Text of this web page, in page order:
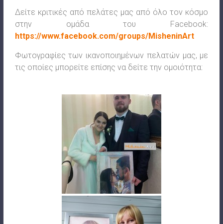
Δείτε κριτικές από πελάτες μας από όλο τον κόσμο
στην ομάδα του Facebook:
https://www.facebook.com/groups/MisheninArt
Φωτογραφίες των ικανοποιημένων πελατών μας, με
τις οποίες μπορείτε επίσης να δείτε την ομοιότητα: